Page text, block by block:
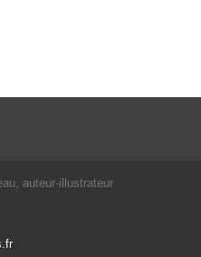
auteur-illustrateur